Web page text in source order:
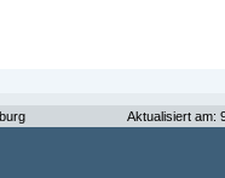
Aktualisiert am: